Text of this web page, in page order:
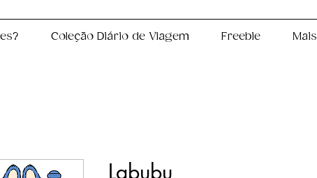
Coleção Diário de Viagem Freebie Mais
Labubu